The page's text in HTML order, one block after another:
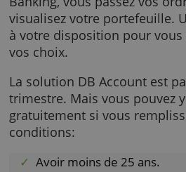
& Mobile banking. Avec
Banking, vous avez alors
forme pour des
Dans la section
Banking, vous passez vos
visualisez votre
à votre disposition pour
vos choix.